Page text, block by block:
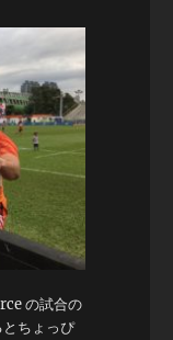
の試合の
ちょっぴ